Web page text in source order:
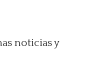
noticias y